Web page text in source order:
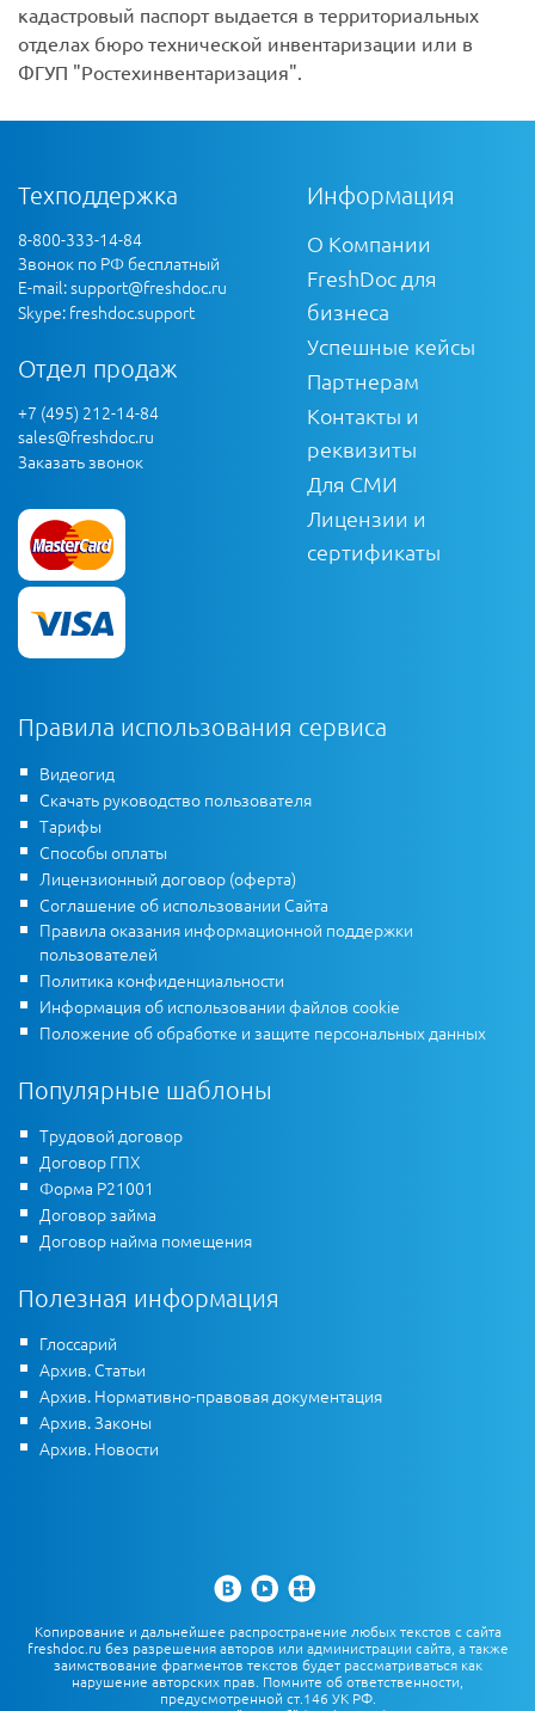
кадастровый паспорт выдается в территориальных
отделах бюро технической инвентаризации или в
ФГУП "Ростехинвентаризация".
Техподдержка
8-800-333-14-84
Звонок по РФ бесплатный
E-mail:support@freshdoc.ru
Skype: freshdoc.support
Отдел продаж
+7 (495) 212-14-84
sales@freshdoc.ru
Заказать звонок
Информация
О Компании
FreshDoc для
бизнеса
Успешные кейсы
Партнерам
Контакты и
реквизиты
Для СМИ
Лицензии и
сертификаты
Правила использования сервиса
Видеогид
Скачать руководство пользователя
Тарифы
Способы оплаты
Лицензионный договор (оферта)
Соглашение об использовании Сайта
Правила оказания информационной поддержки
пользователей
Политика конфиденциальности
Информация об использовании файлов cookie
Положение об обработке и защите персональных данных
Популярные шаблоны
Трудовой договор
Договор ГПХ
Форма Р21001
Договор займа
Договор найма помещения
Полезная информация
Глоссарий
Архив. Статьи
Архив. Нормативно-правовая документация
Архив. Законы
Архив. Новости
Копирование и дальнейшее распространение любых текстов с сайта
freshdoc.ru без разрешения авторов или администрации сайта, а также
заимствование фрагментов текстов будет рассматриваться как
нарушение авторских прав. Помните об ответственности,
предусмотренной ст.146 УК РФ.